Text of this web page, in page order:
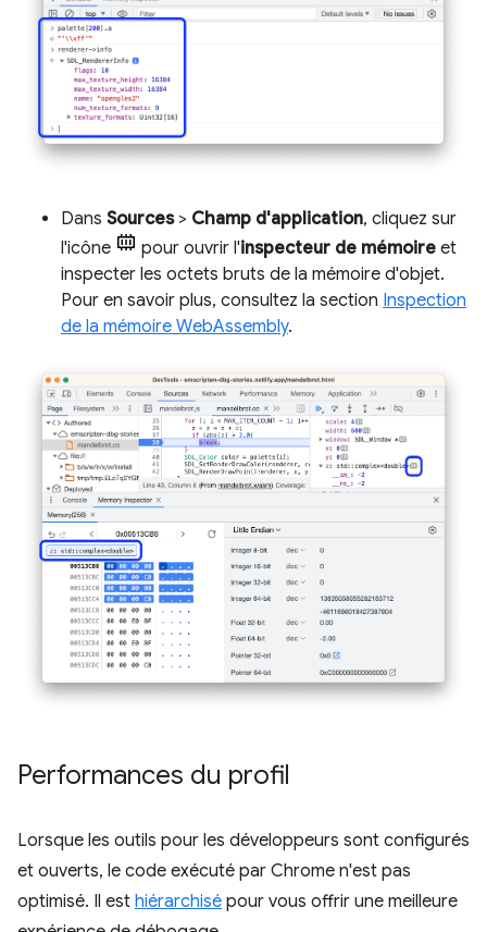
Dans Sources> Champ d'application, cliquez sur
l'icône
pour ouvrir l'inspecteur de mémoire et
inspecter les octets bruts de la mémoire d'objet.
Pour en savoir plus, consultez la section Inspection
de la mémoire WebAssembly.
Performances du profil
Lorsque les outils pour les développeurs sont configurés
et ouverts, le code exécuté par Chrome n'est pas
optimisé. Il est hiérarchisé pour vous offrir une meilleure